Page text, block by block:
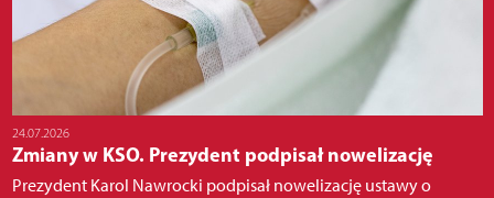
24.07.2026
Zmiany w KSO. Prezydent podpisał nowelizację
Prezydent Karol Nawrocki podpisał nowelizację ustawy o